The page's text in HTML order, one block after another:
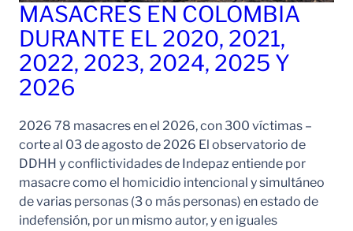
MASACRES EN COLOMBIA
DURANTE EL 2020, 2021,
2022, 2023, 2024, 2025 Y
2026
2026 78 masacres en el 2026, con 300 víctimas –
corte al 03 de agosto de 2026 El observatorio de
DDHH y conflictividades de Indepaz entiende por
masacre como el homicidio intencional y simultáneo
de varias personas (3 o más personas) en estado de
indefensión, por un mismo autor, y en iguales